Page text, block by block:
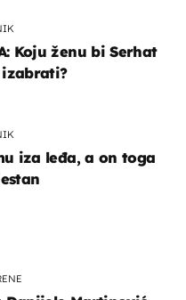
Koju ženu bi Serhat
iza leđa, a on toga